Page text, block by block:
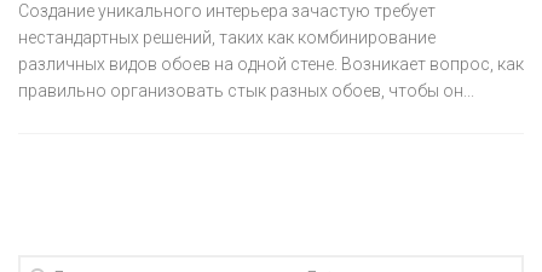
Создание уникального интерьера зачастую требует
нестандартных решений, таких как комбинирование
различных видов обоев на одной стене. Возникает вопрос, как
правильно организовать стык разных обоев, чтобы он...